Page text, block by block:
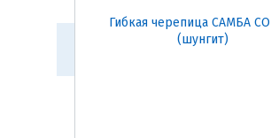
Гибкая черепица САМБА
(шунгит)